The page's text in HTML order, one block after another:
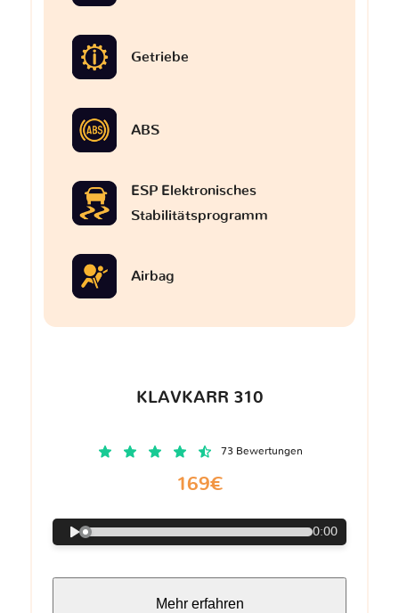
Getriebe
ABS
ESP Elektronisches
Stabilitätsprogramm
Airbag
KLAVKARR 310
73 Bewertungen
169€
0:00
Mehr erfahren